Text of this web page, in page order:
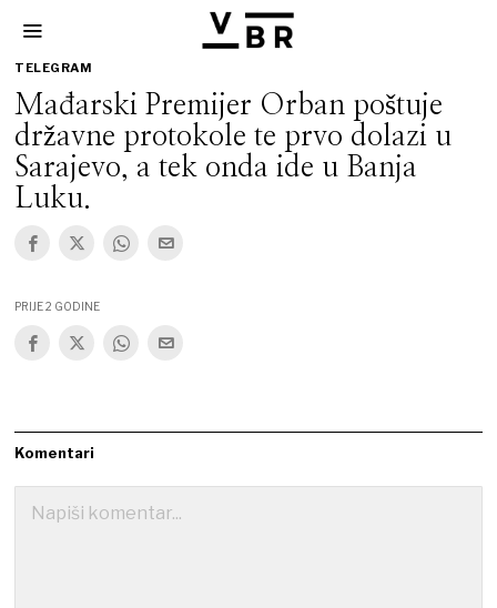
TELEGRAM
Mađarski Premijer Orban poštuje
državne protokole te prvo dolazi u
Sarajevo, a tek onda ide u Banja
Luku.
PRIJE 2 GODINE
Komentari